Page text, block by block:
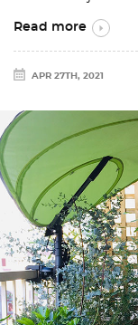
Read more
APR 27TH, 2021